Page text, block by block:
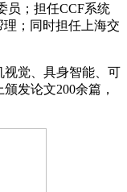
员；担任CCF系统
；同时担任上海交
觉、具身智能、可
发论文200余篇，